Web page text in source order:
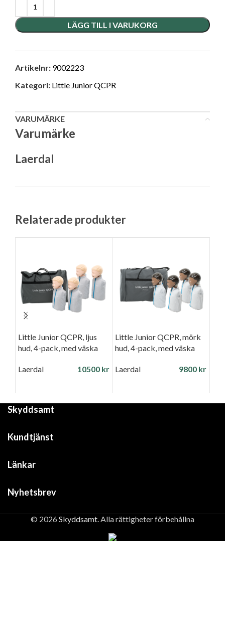
LÄGG TILL I VARUKORG
Artikelnr: 9002223
Kategori: Little Junior QCPR
VARUMÄRKE
Varumärke
Laerdal
Relaterade produkter
Little Junior QCPR, ljus
hud, 4-pack, med väska
Laerdal 10500 kr
Little Junior QCPR, mörk
hud, 4-pack, med väska
Laerdal 9800 kr
Skyddsamt
Kundtjänst
Länkar
Nyhetsbrev
© 2026 Skyddsamt. Alla rättigheter förbehållna